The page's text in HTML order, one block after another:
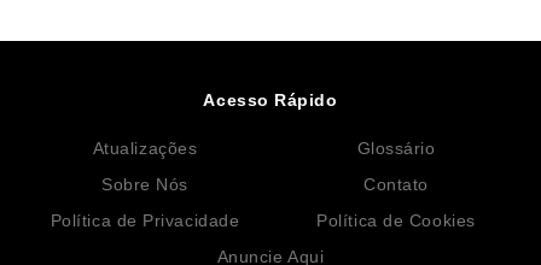
Acesso Rápido
Atualizações
Glossário
Sobre Nós
Contato
Política de Privacidade
Política de Cookies
Anuncie Aqui